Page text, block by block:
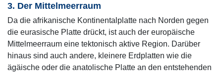
3. Der Mittelmeerraum
Da die afrikanische Kontinentalplatte nach Norden gegen
die eurasische Platte drückt, ist auch der europäische
Mittelmeerraum eine tektonisch aktive Region. Darüber
hinaus sind auch andere, kleinere Erdplatten wie die
ägäische oder die anatolische Platte an den entstehenden